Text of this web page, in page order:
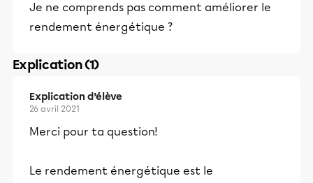
Je ne comprends pas comment améliorer le
rendement énergétique ?
Explication (1)
Explication d’élève
26 avril 2021
Merci pour ta question!
Le rendement énergétique est le